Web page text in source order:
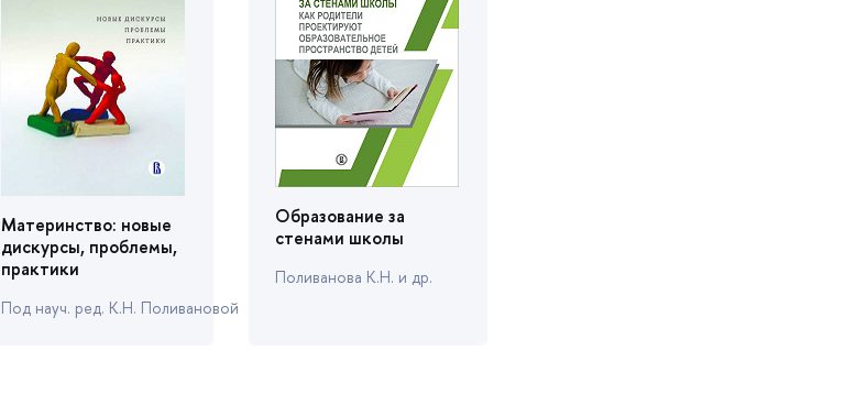
Материнство: новые
дискурсы, проблемы,
практики
Под науч. ред. К.Н. Поливановой
Образование за
стенами школы
Поливанова К.Н. и др.